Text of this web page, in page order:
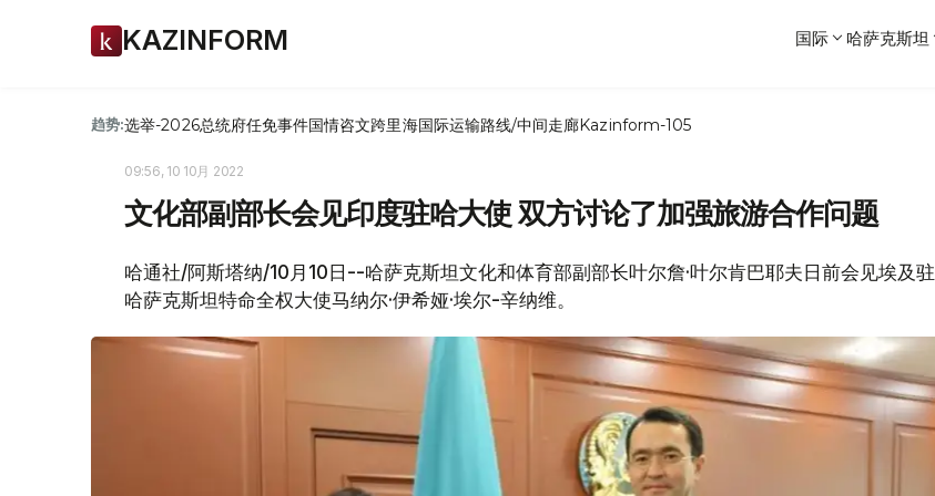
KAZINFORM 国际 哈萨克斯坦
趋势:选举-2026总统府任免事件国情咨文跨里海国际运输路线/中间走廊Kazinform-105
09:56, 10 10月 2022
文化部副部长会见印度驻哈大使 双方讨论了加强旅游合作问题
哈通社/阿斯塔纳/10月10日--哈萨克斯坦文化和体育部副部长叶尔詹·叶尔肯巴耶夫日前会见埃及驻
哈萨克斯坦特命全权大使马纳尔·伊希娅·埃尔-辛纳维。